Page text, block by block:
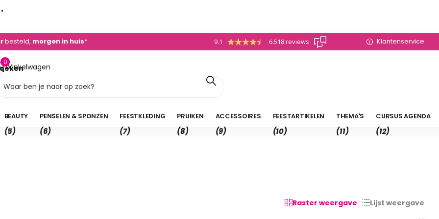
- 450 882
+31 (0)495 - 450 882 9.1 6.518 reviews Klantenservice
Winkelwagen
0
0,00
BEAUTY
(5)
PENSELEN & SPONZEN
(6)
FEESTKLEDING
(7)
PRUIKEN
(8)
ACCESSOIRES
(9)
FEESTARTIKELEN
(10)
THEMA'S
(11)
CURSUS AGENDA
(12)
Raster weergave
Lijst weergave